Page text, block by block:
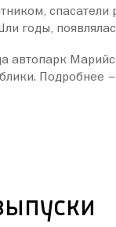
годы,
автопарк
Подробнее